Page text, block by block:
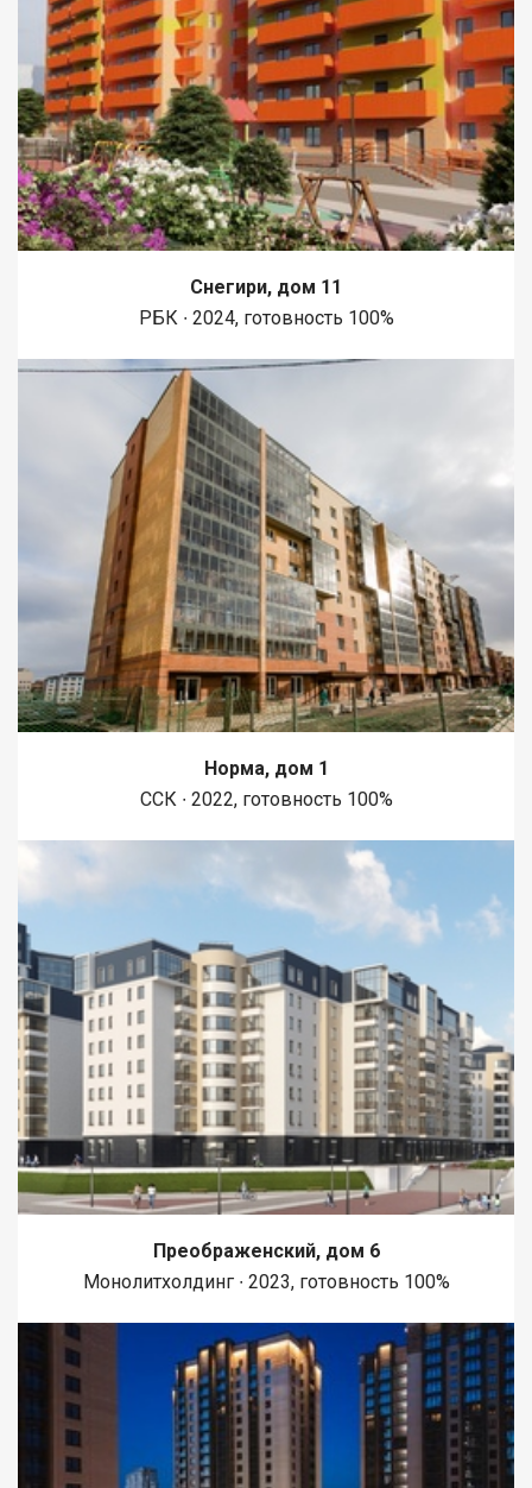
Снегири, дом 11
РБК ∙ 2024, готовность 100%
Норма, дом 1
ССК ∙ 2022, готовность 100%
Преображенский, дом 6
Монолитхолдинг ∙ 2023, готовность 100%